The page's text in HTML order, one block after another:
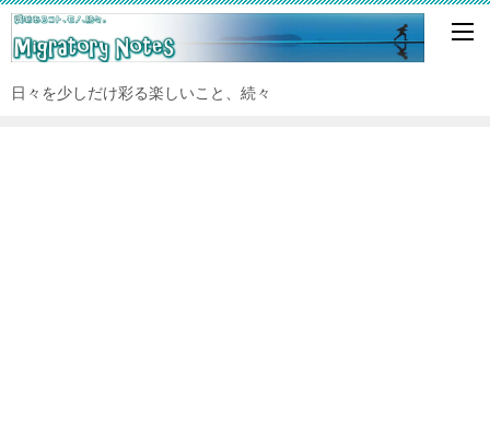
日々を少しだけ彩る楽しいこと、続々